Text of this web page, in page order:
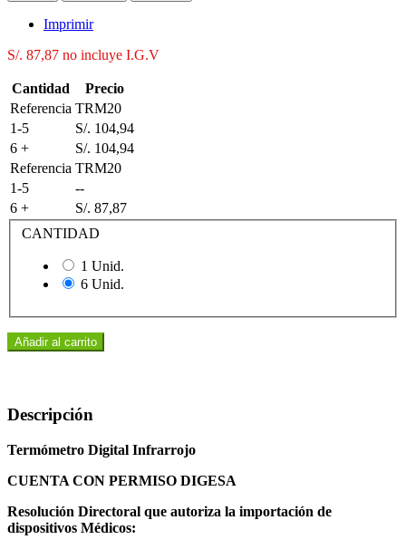
Imprimir
S/. 87,87 no incluye I.G.V
Cantidad
Precio
Referencia TRM20
1-5
S/. 104,94
6 +
S/. 104,94
Referencia TRM20
1-5
--
6 +
S/. 87,87
CANTIDAD
1 Unid.
6 Unid.
Añadir al carrito
Descripción
Termómetro Digital Infrarrojo
CUENTA CON PERMISO DIGESA
Resolución Directoral que autoriza la importación de
dispositivos Médicos: